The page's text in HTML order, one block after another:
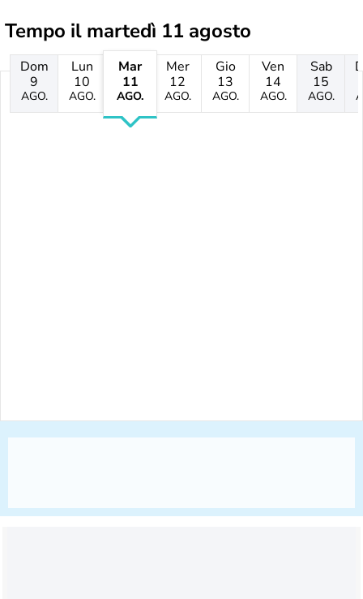
Tempo il martedì 11 agosto
Dom
9
AGO.
Lun
10
AGO.
Mar
11
AGO.
Mer
12
AGO.
Gio
13
AGO.
Ven
14
AGO.
Sab
15
AGO.